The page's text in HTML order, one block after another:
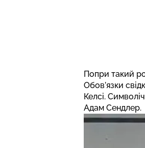
Попри такий
Обов’язки
Келсі.
Адам Сендлер.